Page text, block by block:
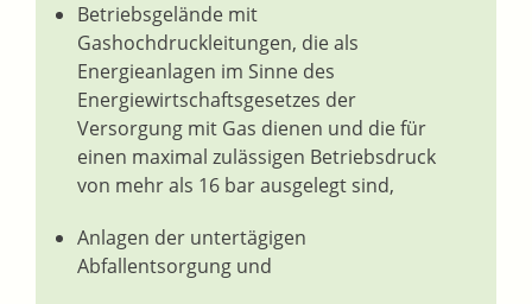
Betriebsgelände mit
Gashochdruckleitungen, die als
Energieanlagen im Sinne des
Energiewirtschaftsgesetzes der
Versorgung mit Gas dienen und die für
einen maximal zulässigen Betriebsdruck
von mehr als 16 bar ausgelegt sind,
Anlagen der untertägigen
Abfallentsorgung und